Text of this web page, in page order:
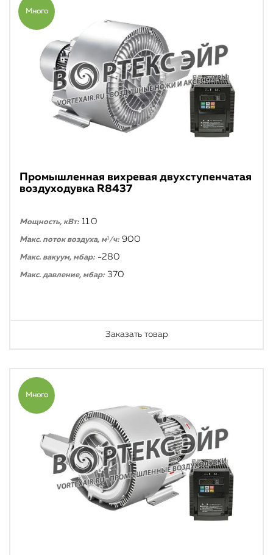
Много
Промышленная вихревая двухступенчатая
воздуходувка R8437
Мощность, кВт: 11.0
Макс. поток воздуха, м³/ч: 900
Макс. вакуум, мбар: -280
Макс. давление, мбар: 370
Заказать товар
Много